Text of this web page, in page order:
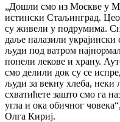
„Дошли смо из Москве у
истински Стаљинград.
су живели у подрумима.
даље налазили украјински
људи под ватром
понели лекове и храну.
смо делили док су се
људи за векну хлеба, неки
схватићете зашто смо га
угла и ока обичног
Олга Кириј.